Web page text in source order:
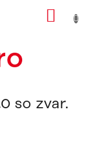
so zvar.